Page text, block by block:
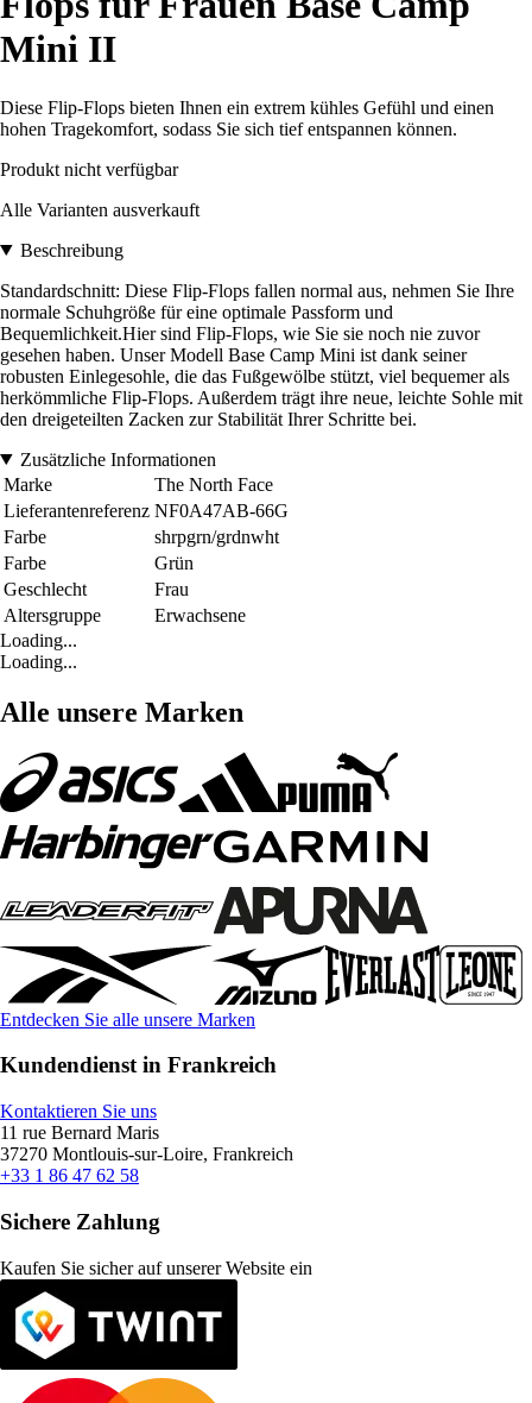
Mini II
Diese Flip-Flops bieten Ihnen ein extrem kühles Gefühl und einen
hohen Tragekomfort, sodass Sie sich tief entspannen können.
Produkt nicht verfügbar
Alle Varianten ausverkauft
Beschreibung
Standardschnitt: Diese Flip-Flops fallen normal aus, nehmen Sie Ihre
normale Schuhgröße für eine optimale Passform und
Bequemlichkeit.Hier sind Flip-Flops, wie Sie sie noch nie zuvor
gesehen haben. Unser Modell Base Camp Mini ist dank seiner
robusten Einlegesohle, die das Fußgewölbe stützt, viel bequemer als
herkömmliche Flip-Flops. Außerdem trägt ihre neue, leichte Sohle mit
den dreigeteilten Zacken zur Stabilität Ihrer Schritte bei.
Zusätzliche Informationen
Marke
The North Face
Lieferantenreferenz NF0A47AB-66G
Farbe
shrpgrn/grdnwht
Farbe
Grün
Geschlecht
Frau
Altersgruppe
Erwachsene
Loading...
Loading...
Alle unsere Marken
Entdecken Sie alle unsere Marken
Kundendienst in Frankreich
Kontaktieren Sie uns
11 rue Bernard Maris
37270 Montlouis-sur-Loire, Frankreich
+33 1 86 47 62 58
Sichere Zahlung
Kaufen Sie sicher auf unserer Website ein